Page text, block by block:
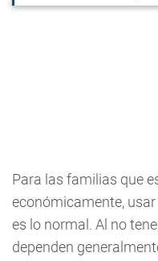
Para las familias que
económicamente,
es lo normal. Al no
dependen